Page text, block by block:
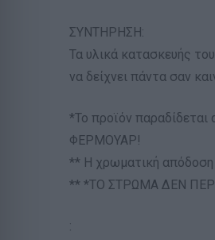
ΣΥΝΤΗΡΗΣΗ:
Τα υλικά κατασκευής
να δείχνει πάντα σαν
*Το προϊόν
ΦΕΡΜΟΥΑΡ!
** Η χρωματική απόδοση
** *ΤΟ ΣΤΡΩΜΑ ΔΕΝ
: